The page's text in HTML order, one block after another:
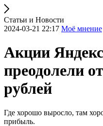
Статьи и Новости
2024-03-21 22:17 Моё мнение
Акции
преодолели
рублей
Где хорошо выросло, там
прибыль.